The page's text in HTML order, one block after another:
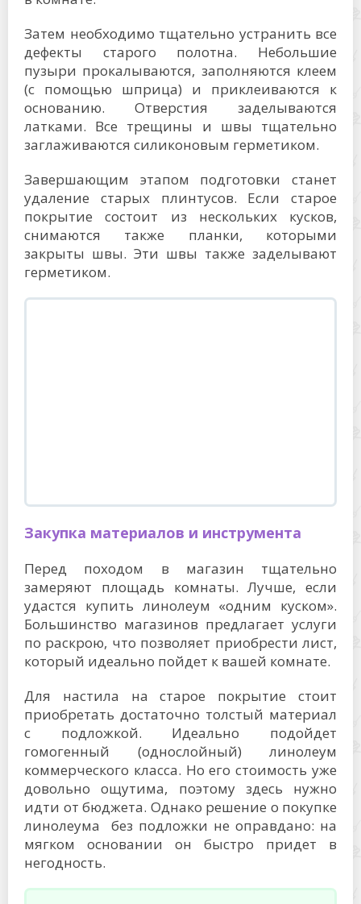
Затем необходимо тщательно устранить все
дефекты старого полотна. Небольшие
пузыри прокалываются, заполняются клеем
(с помощью шприца) и приклеиваются к
основанию. Отверстия заделываются
латками. Все трещины и швы тщательно
заглаживаются силиконовым герметиком.
Завершающим этапом подготовки станет
удаление старых плинтусов. Если старое
покрытие состоит из нескольких кусков,
снимаются также планки, которыми
закрыты швы. Эти швы также заделывают
герметиком.
Закупка материалов и инструмента
Перед походом в магазин тщательно
замеряют площадь комнаты. Лучше, если
удастся купить линолеум «одним куском».
Большинство магазинов предлагает услуги
по раскрою, что позволяет приобрести лист,
который идеально пойдет к вашей комнате.
Для настила на старое покрытие стоит
приобретать достаточно толстый материал
с подложкой. Идеально подойдет
гомогенный (однослойный) линолеум
коммерческого класса. Но его стоимость уже
довольно ощутима, поэтому здесь нужно
идти от бюджета. Однако решение о покупке
линолеума без подложки не оправдано: на
мягком основании он быстро придет в
негодность.